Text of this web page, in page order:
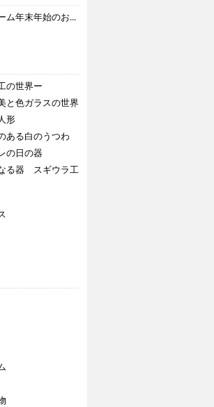
ム年末年始のお...
の世界ー
と色ガラスの世界
形
る白のうつわ
の日の器
る器 スギウラ工